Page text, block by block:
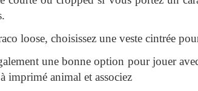
loose, choisissez une veste cintrée
une bonne option pour jouer
imprimé animal et associez